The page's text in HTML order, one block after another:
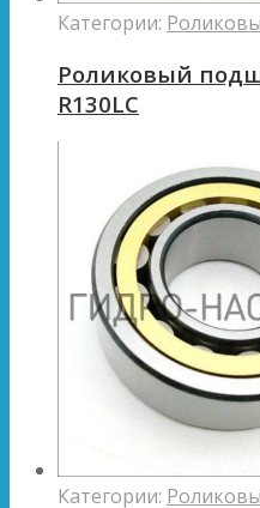
Категории:
Роликовый
R130LC
Категории: